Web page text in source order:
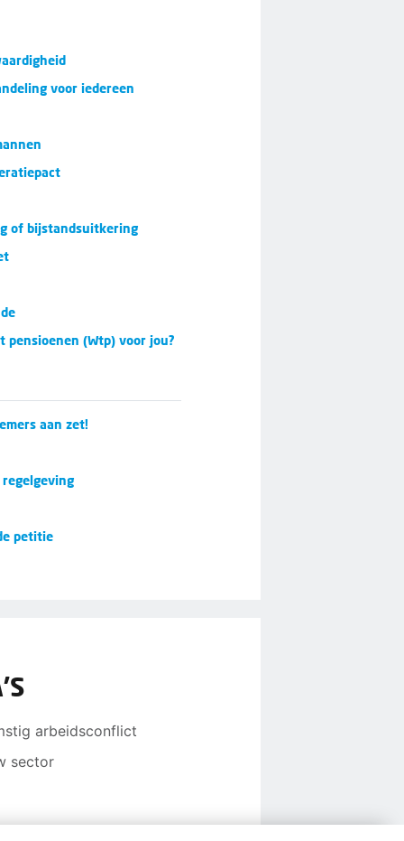
voor iedereen
of bijstandsuitkering
pensioenen (Wtp) voor jou?
aan zet!
regelgeving
petitie
arbeidsconflict
sector